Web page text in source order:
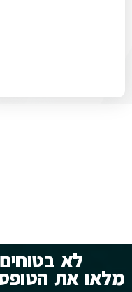
לא
מלאו את